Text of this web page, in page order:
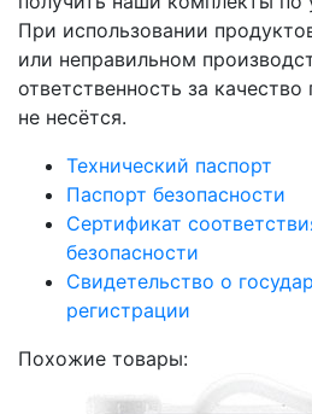
При использовании
или неправильном
ответственность за
не несётся.
Технический паспорт
Паспорт безопасности
Сертификат
безопасности
Свидетельство о
регистрации
Похожие товары: